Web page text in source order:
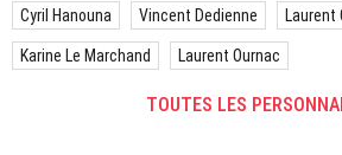
Cyril Hanouna Vincent Dedienne Laurent
Karine Le Marchand Laurent Ournac
TOUTES LES